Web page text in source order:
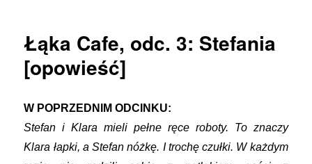
Łąka Cafe, odc. 3: Stefania
[opowieść]
W POPRZEDNIM ODCINKU:
Stefan i Klara mieli pełne ręce roboty. To znaczy
Klara łapki, a Stefan nóżkę. I trochę czułki. W każdym